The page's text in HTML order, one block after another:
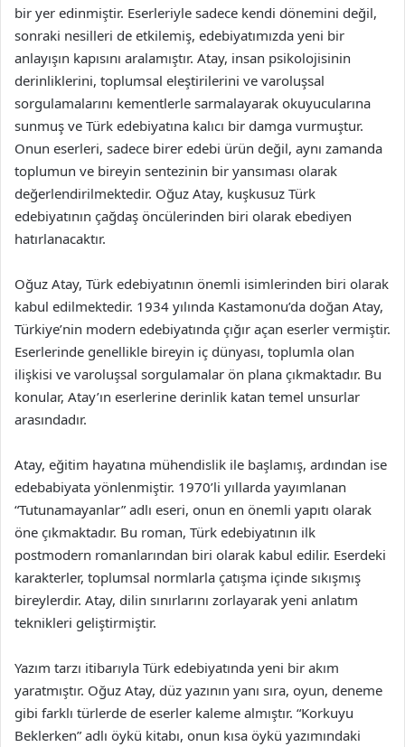
bir yer edinmiştir. Eserleriyle sadece kendi dönemini değil,
sonraki nesilleri de etkilemiş, edebiyatımızda yeni bir
anlayışın kapısını aralamıştır. Atay, insan psikolojisinin
derinliklerini, toplumsal eleştirilerini ve varoluşsal
sorgulamalarını kementlerle sarmalayarak okuyucularına
sunmuş ve Türk edebiyatına kalıcı bir damga vurmuştur.
Onun eserleri, sadece birer edebi ürün değil, aynı zamanda
toplumun ve bireyin sentezinin bir yansıması olarak
değerlendirilmektedir. Oğuz Atay, kuşkusuz Türk
edebiyatının çağdaş öncülerinden biri olarak ebediyen
hatırlanacaktır.
Oğuz Atay, Türk edebiyatının önemli isimlerinden biri olarak
kabul edilmektedir. 1934 yılında Kastamonu’da doğan Atay,
Türkiye’nin modern edebiyatında çığır açan eserler vermiştir.
Eserlerinde genellikle bireyin iç dünyası, toplumla olan
ilişkisi ve varoluşsal sorgulamalar ön plana çıkmaktadır. Bu
konular, Atay’ın eserlerine derinlik katan temel unsurlar
arasındadır.
Atay, eğitim hayatına mühendislik ile başlamış, ardından ise
edebabiyata yönlenmiştir. 1970’li yıllarda yayımlanan
“Tutunamayanlar” adlı eseri, onun en önemli yapıtı olarak
öne çıkmaktadır. Bu roman, Türk edebiyatının ilk
postmodern romanlarından biri olarak kabul edilir. Eserdeki
karakterler, toplumsal normlarla çatışma içinde sıkışmış
bireylerdir. Atay, dilin sınırlarını zorlayarak yeni anlatım
teknikleri geliştirmiştir.
Yazım tarzı itibarıyla Türk edebiyatında yeni bir akım
yaratmıştır. Oğuz Atay, düz yazının yanı sıra, oyun, deneme
gibi farklı türlerde de eserler kaleme almıştır. “Korkuyu
Beklerken” adlı öykü kitabı, onun kısa öykü yazımındaki